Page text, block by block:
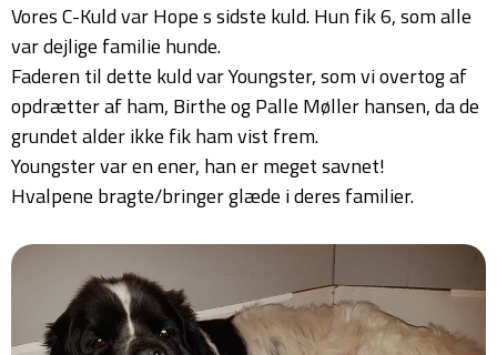
Vores C-Kuld var Hope s sidste kuld. Hun fik 6, som alle
var dejlige familie hunde.
Faderen til dette kuld var Youngster, som vi overtog af
opdrætter af ham, Birthe og Palle Møller hansen, da de
grundet alder ikke fik ham vist frem.
Youngster var en ener, han er meget savnet!
Hvalpene bragte/bringer glæde i deres familier.